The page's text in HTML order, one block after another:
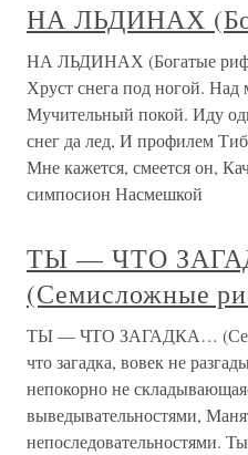
НА ЛЬДИНАХ
НА ЛЬДИНАХ (Богатые
Хруст снега под ногой.
Мучительный покой. Иду
снег да лед, И профилем
Мне кажется, смеется он,
симпосион Насмешкой
ТЫ — ЧТО
(Семисложные
ТЫ — ЧТО ЗАГАДКА…
что загадка, вовек не
непокорно не
выведывательностями,
непоследовательностями.